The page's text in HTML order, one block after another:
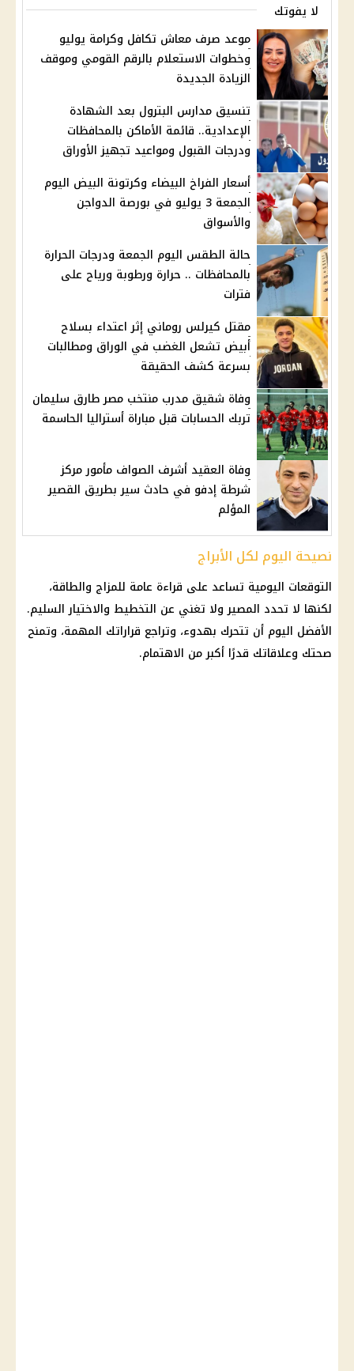
لا يفوتك
موعد صرف معاش تكافل وكرامة يوليو
وخطوات الاستعلام بالرقم القومي وموقف
الزيادة الجديدة
تنسيق مدارس البترول بعد الشهادة
الإعدادية.. قائمة الأماكن بالمحافظات
ودرجات القبول ومواعيد تجهيز الأوراق
أسعار الفراخ البيضاء وكرتونة البيض اليوم
الجمعة 3 يوليو في بورصة الدواجن
والأسواق
حالة الطقس اليوم الجمعة ودرجات الحرارة
بالمحافظات .. حرارة ورطوبة ورياح على
فترات
مقتل كيرلس روماني إثر اعتداء بسلاح
أبيض تشعل الغضب في الوراق ومطالبات
بسرعة كشف الحقيقة
وفاة شقيق مدرب منتخب مصر طارق سليمان
تربك الحسابات قبل مباراة أستراليا الحاسمة
وفاة العقيد أشرف الصواف مأمور مركز
شرطة إدفو في حادث سير بطريق القصير
المؤلم
نصيحة اليوم لكل الأبراج
التوقعات اليومية تساعد على قراءة عامة للمزاج والطاقة،
لكنها لا تحدد المصير ولا تغني عن التخطيط والاختيار السليم.
الأفضل اليوم أن تتحرك بهدوء، وتراجع قراراتك المهمة، وتمنح
صحتك وعلاقاتك قدرًا أكبر من الاهتمام.